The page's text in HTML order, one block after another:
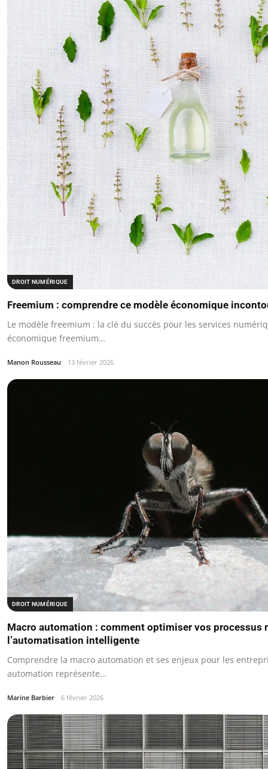
DROIT NUMÉRIQUE
Freemium : comprendre ce modèle économique
Le modèle freemium : la clé du succès pour les services
économique freemium…
Manon Rousseau 13 février 2026
DROIT NUMÉRIQUE
Macro automation : comment optimiser vos processus
l’automatisation intelligente
Comprendre la macro automation et ses enjeux pour les
automation représente…
Marine Barbier 6 février 2026